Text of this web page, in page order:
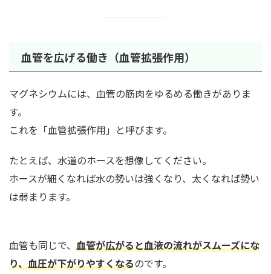
血管を広げる働き（血管拡張作用）
マグネシウムには、血管の筋肉をゆるめる働きがありま
す。
これを「血管拡張作用」と呼びます。
たとえば、水道のホースを想像してください。
ホースが細くなれば水の勢いは強くなり、太くなれば勢い
は弱まります。
血管も同じで、 血管が広がると血液の流れがスムーズにな
り、血圧が下がりやすくなるのです。